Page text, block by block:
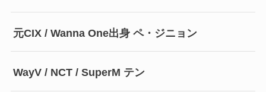
元CIX / Wanna One出身 ペ・ジニョン
WayV / NCT / SuperM テン